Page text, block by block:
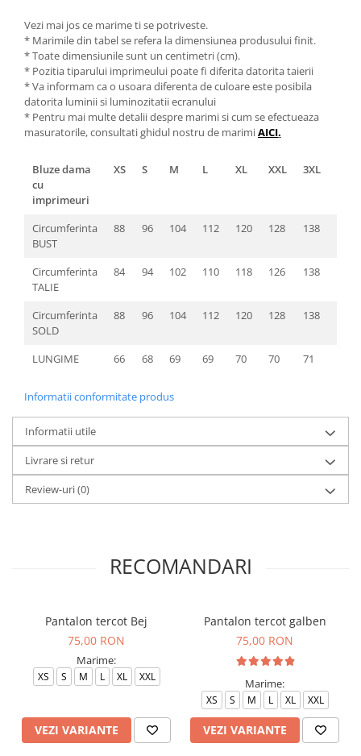
Vezi mai jos ce marime ti se potriveste.
* Marimile din tabel se refera la dimensiunea produsului finit.
* Toate dimensiunile sunt un centimetri (cm).
* Pozitia tiparului imprimeului poate fi diferita datorita taierii
* Va informam ca o usoara diferenta de culoare este posibila
datorita luminii si luminozitatii ecranului
* Pentru mai multe detalii despre marimi si cum se efectueaza
masuratorile, consultati ghidul nostru de marimiAICI.
Bluze dama
cu
imprimeuri
XS S M L XL XXL 3XL
Circumferinta
BUST
88 96 104 112 120 128 138
Circumferinta
TALIE
84 94 102 110 118 126 138
Circumferinta
SOLD
88 96 104 112 120 128 138
LUNGIME 66 68 69 69 70 70 71
Informatii conformitate produs
Informatii utile
Livrare si retur
Review-uri(0)
RECOMANDARI
Pantalon tercot Bej
75,00 RON
Marime:
XS S M L XL XXL
VEZI VARIANTE
Pantalon tercot galben
75,00 RON
Marime:
XS S M L XL XXL
VEZI VARIANTE